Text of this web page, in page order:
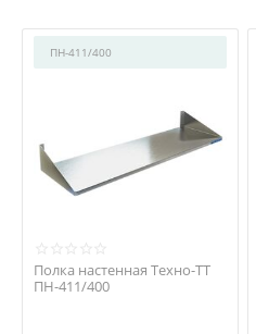
ПН-411/400
Полка настенная Техно-ТТ
ПН-411/400